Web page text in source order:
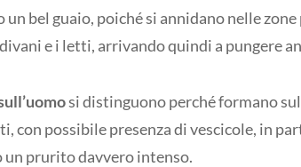
un bel guaio, poiché si annidano nelle zone
e i letti, arrivando quindi a pungere
si distinguono perché formano
con possibile presenza di vescicole, in
un prurito davvero intenso.